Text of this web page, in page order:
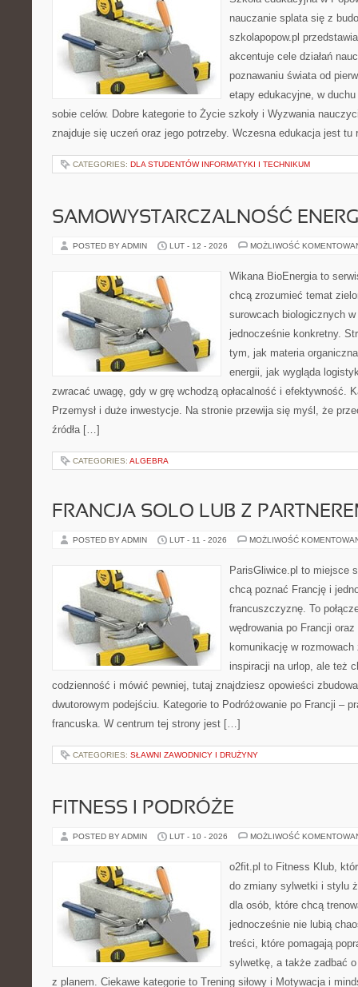
nauczanie splata się z
szkolapopow.pl
akcentuje cele działań
poznawaniu świata od
etapy edukacyjne, w
sobie celów. Dobre kategorie to Życie szkoły i Wyzwania
znajduje się uczeń oraz jego potrzeby. Wczesna edukacja jest
CATEGORIES: DLA STUDENTÓW INFORMATYKI I TECHNIKUM
SAMOWYSTARCZALNOŚĆ
POSTED BY ADMIN LUT - 12 - 2026 MOŻLIWOŚĆ
Wikana BioEnergia to
chcą zrozumieć temat
surowcach biologicznych
jednocześnie konkretny.
tym, jak materia
energii, jak wygląda
zwracać uwagę, gdy w grę wchodzą opłacalność i efektywność.
Przemysł i duże inwestycje. Na stronie przewija się myśl, że
źródła […]
CATEGORIES: ALGEBRA
FRANCJA SOLO LUB Z
POSTED BY ADMIN LUT - 11 - 2026 MOŻLIWOŚĆ
ParisGliwice.pl to miejsce
chcą poznać Francję i
francuszczyznę. To
wędrowania po Francji
komunikację w
inspiracji na urlop, ale też
codzienność i mówić pewniej, tutaj znajdziesz opowieści
dwutorowym podejściu. Kategorie to Podróżowanie po Francji –
francuska. W centrum tej strony jest […]
CATEGORIES: SŁAWNI ZAWODNICY I DRUŻYNY
FITNESS I PODRÓŻE
POSTED BY ADMIN LUT - 10 - 2026 MOŻLIWOŚĆ
o2fit.pl to Fitness Klub,
do zmiany sylwetki i stylu
dla osób, które chcą
jednocześnie nie lubią
treści, które pomagają
sylwetkę, a także zadbać
z planem. Ciekawe kategorie to Trening siłowy i Motywacja i